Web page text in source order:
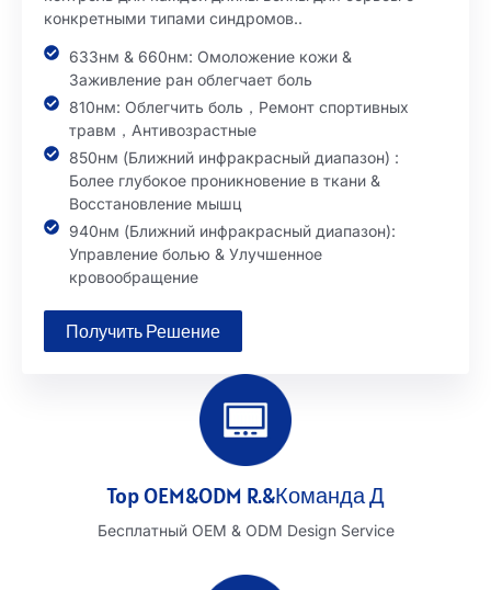
конкретными типами синдромов..
633нм & 660нм: Омоложение кожи &
Заживление ран облегчает боль
810нм: Облегчить боль，Ремонт спортивных
травм，Антивозрастные
850нм (Ближний инфракрасный диапазон) :
Более глубокое проникновение в ткани &
Восстановление мышц
940нм (Ближний инфракрасный диапазон):
Управление болью & Улучшенное
кровообращение
Получить Решение
Top OEM&ODM R.&Команда Д
Бесплатный OEM & ODM Design Service